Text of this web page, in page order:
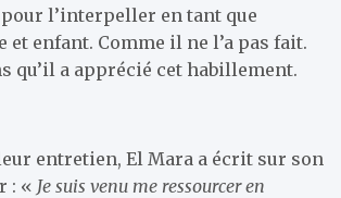
l’interpeller en tant que
et enfant. Comme il ne l’a pas fait.
qu’il a apprécié cet habillement.
entretien, El Mara a écrit sur son
: « Je suis venu me ressourcer en